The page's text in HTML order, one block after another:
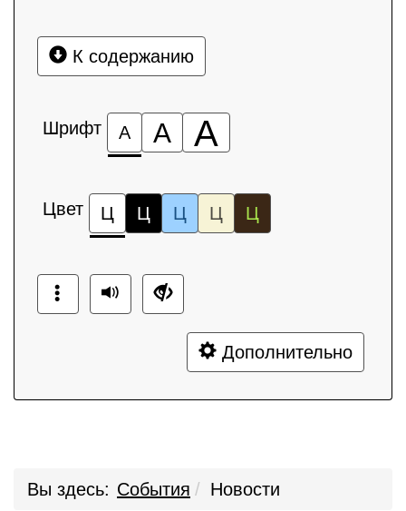
К содержанию
Шрифт А А А
Цвет Ц Ц Ц Ц Ц
Дополнительно
Вы здесь: События Новости